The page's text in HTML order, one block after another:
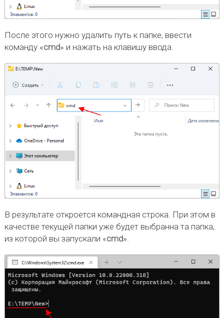
После этого нужно удалить путь к папке, ввести
команду «cmd» и нажать на клавишу ввода.
В результате откроется командная строка. При этом в
качестве текущей папки уже будет выбранна та папка,
из которой вы запускали «cmd».